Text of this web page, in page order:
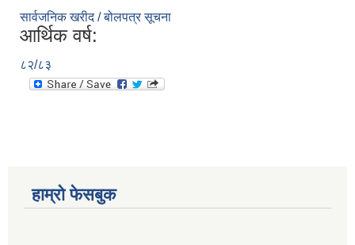
सार्वजनिक खरीद / बोलपत्र सूचना
आर्थिक वर्ष:
८२/८३
हाम्रो फेसबुक